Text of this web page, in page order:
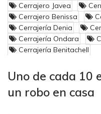
Cerrajero Javea
Cerrajero Benissa
Cerrajería Denia
Cerrajería Ondara
Cerrajería Benitachell
Uno de cada 10
un robo en casa